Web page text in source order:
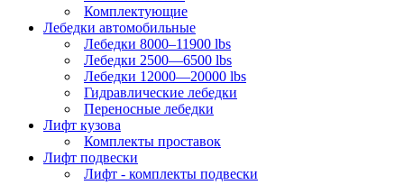
Комплектующие
Лебедки автомобильные
Лебедки 8000–11900 lbs
Лебедки 2500—6500 lbs
Лебедки 12000—20000 lbs
Гидравлические лебедки
Переносные лебедки
Лифт кузова
Комплекты проставок
Лифт подвески
Лифт - комплекты подвески